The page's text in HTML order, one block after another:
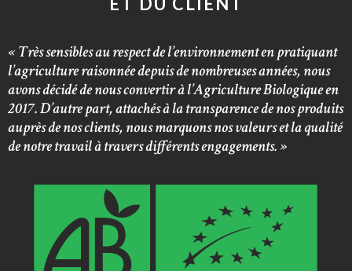
« Très sensibles au respect de l’environnement en pratiquant
l’agriculture raisonnée depuis de nombreuses années, nous
avons décidé de nous convertir à l’Agriculture Biologique en
2017. D’autre part, attachés à la transparence de nos produits
auprès de nos clients, nous marquons nos valeurs et la qualité
de notre travail à travers différents engagements. »